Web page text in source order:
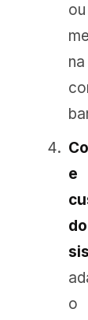
ou
na
e
do
o